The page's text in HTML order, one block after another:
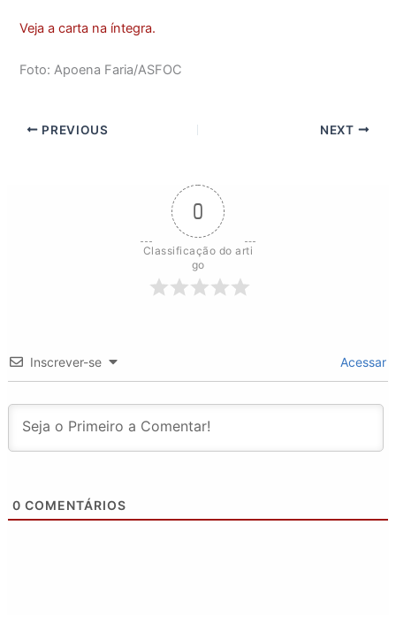
Veja a carta na íntegra.
Foto: Apoena Faria/ASFOC
PREVIOUS NEXT
0
Classificação do arti
go
Inscrever-se Acessar
0 COMENTÁRIOS